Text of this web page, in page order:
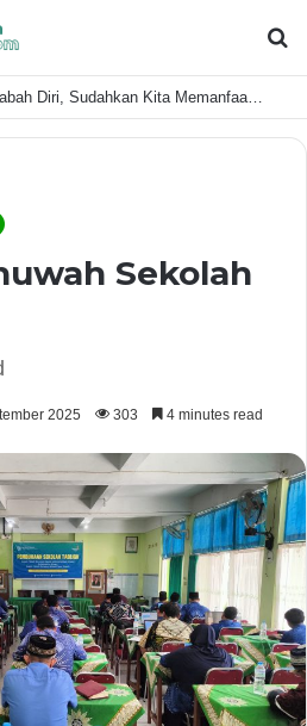
Khutbah Jum’at: Muhasabah Diri, Sudahkan Kita Memanfaatkan Waktu Dengan Baik?
Sekolah
2025 303 4 minutes read